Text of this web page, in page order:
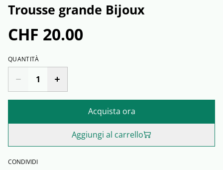
Trousse grande Bijoux
CHF 20.00
QUANTITÀ
Acquista ora
Aggiungi al carrello
CONDIVIDI